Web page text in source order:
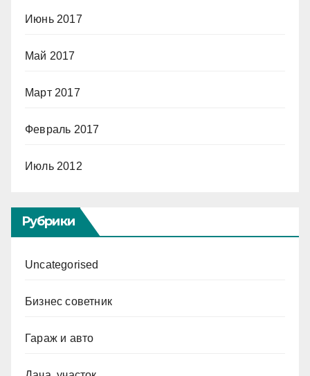
Июнь 2017
Май 2017
Март 2017
Февраль 2017
Июль 2012
Рубрики
Uncategorised
Бизнес советник
Гараж и авто